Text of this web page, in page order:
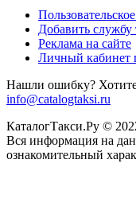
Добавить службу
Реклама на сайте
Личный кабинет
Нашли ошибку?
info@catalogtaksi.ru
КаталогТакси.Ру ©
Вся информация на
ознакомительный